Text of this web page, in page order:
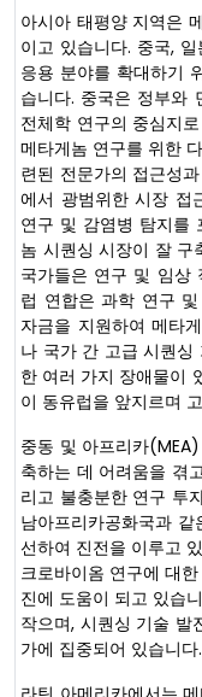
아시아 태평양 지역은
이고 있습니다. 중국,
응용 분야를 확대하기
습니다. 중국은 정부와
전체학 연구의 중심지
메타게놈 연구를 위한
련된 전문가의 접근성
에서 광범위한 시장 접
연구 및 감염병 탐지를
놈 시퀀싱 시장이 잘 구
국가들은 연구 및 임상
럽 연합은 과학 연구
자금을 지원하여 메타
나 국가 간 고급 시퀀
한 여러 가지 장애물이
이 동유럽을 앞지르며
중동 및 아프리카
축하는 데 어려움을 겪
리고 불충분한 연구 투
남아프리카공화국과
선하여 진전을 이루고
크로바이옴 연구에 대
진에 도움이 되고 있습
작으며, 시퀀싱 기술 발
가에 집중되어 있습니다.